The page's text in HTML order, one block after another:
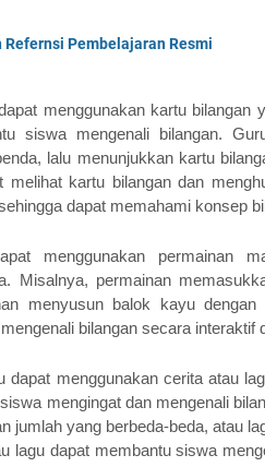
Pembelajaran Resmi
menggunakan kartu bilangan
siswa mengenali bilangan.
lalu menunjukkan kartu
kartu bilangan dan
dapat memahami konsep
menggunakan permainan
Misalnya, permainan
menyusun balok kayu
bilangan secara interaktif
dapat menggunakan cerita atau
mengingat dan mengenali
jumlah yang berbeda-beda, atau
lagu dapat membantu siswa